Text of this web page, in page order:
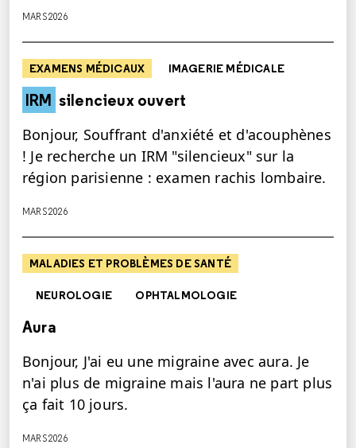
MARS 2026
EXAMENS MÉDICAUX IMAGERIE MÉDICALE
IRM silencieux ouvert
Bonjour, Souffrant d'anxiété et d'acouphènes
! Je recherche un IRM "silencieux" sur la
région parisienne : examen rachis lombaire.
MARS 2026
MALADIES ET PROBLÈMES DE SANTÉ
NEUROLOGIE OPHTALMOLOGIE
Aura
Bonjour, J'ai eu une migraine avec aura. Je
n'ai plus de migraine mais l'aura ne part plus
ça fait 10 jours.
MARS 2026